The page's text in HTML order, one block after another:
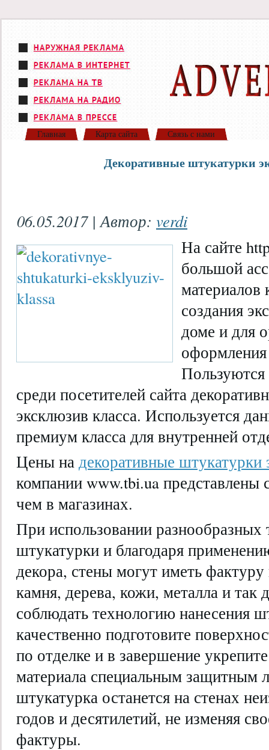
Главная Карта сайта Связь с нами
Декоративные штукатурки
06.05.2017 | Автор: verdi
На сайте
большой
материалов
создания
доме и для
среди посетителей сайта
эксклюзив класса. Используется
премиум класса для внутренней
Цены на декоративные штукатурки
компании www.tbi.ua
чем в магазинах.
При использовании разнообразных
штукатурки и благодаря
декора, стены могут иметь
камня, дерева, кожи, металла и так
соблюдать технологию нанесения
качественно подготовите
по отделке и в завершение
материала специальным защитным
штукатурка останется на стенах
годов и десятилетий, не изменяя
фактуры.